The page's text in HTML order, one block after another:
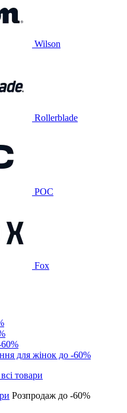
Wilson
Rollerblade
POC
Fox
для жінок до -60%
Розпродаж до -60%